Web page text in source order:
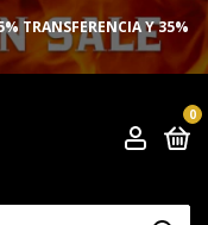
TRANSFERENCIA Y 35%
0